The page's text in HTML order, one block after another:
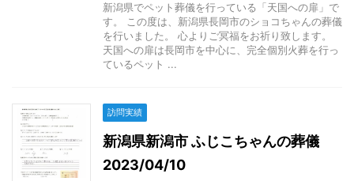
新潟県でペット葬儀を行っている「天国への扉」で
す。 この度は、新潟県長岡市のショコちゃんの葬儀
を行いました。 心よりご冥福をお祈り致します。
天国への扉は長岡市を中心に、完全個別火葬を行っ
ているペット ...
訪問実績
新潟県新潟市 ふじこちゃんの葬儀
2023/04/10